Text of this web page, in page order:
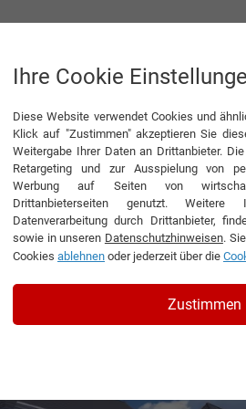
von Wonen Limburg
Ihre Cookie
Diese Website verwendet Cookies und
Klick auf "Zustimmen" akzeptieren Sie
Weitergabe Ihrer Daten an Drittanbieter.
Retargeting und zur Ausspielung von
Werbung auf Seiten von
Drittanbieterseiten genutzt. Weitere
Datenverarbeitung durch Drittanbieter,
sowie in unseren Datenschutzhinweisen.
Cookies ablehnen oder jederzeit über die
Zustimmen